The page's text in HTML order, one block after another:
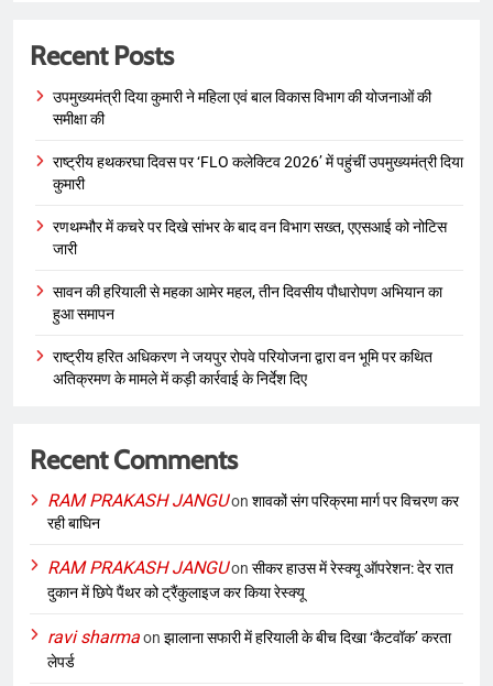
Recent Posts
उपमुख्यमंत्री दिया कुमारी ने महिला एवं बाल विकास विभाग की योजनाओं की
समीक्षा की
राष्ट्रीय हथकरघा दिवस पर ‘FLO कलेक्टिव 2026’ में पहुंचीं उपमुख्यमंत्री दिया
कुमारी
रणथम्भौर में कचरे पर दिखे सांभर के बाद वन विभाग सख्त, एएसआई को नोटिस
जारी
सावन की हरियाली से महका आमेर महल, तीन दिवसीय पौधारोपण अभियान का
हुआ समापन
राष्ट्रीय हरित अधिकरण ने जयपुर रोपवे परियोजना द्वारा वन भूमि पर कथित
अतिक्रमण के मामले में कड़ी कार्रवाई के निर्देश दिए
Recent Comments
RAM PRAKASH JANGUon शावकों संग परिक्रमा मार्ग पर विचरण कर
रही बाघिन
RAM PRAKASH JANGUon सीकर हाउस में रेस्क्यू ऑपरेशन: देर रात
दुकान में छिपे पैंथर को ट्रैंकुलाइज कर किया रेस्क्यू
ravi sharmaon झालाना सफारी में हरियाली के बीच दिखा ‘कैटवॉक’ करता
लेपर्ड